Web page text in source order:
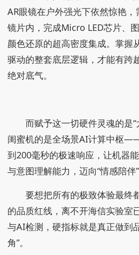
AR眼镜在户外强光下依然惊艳
镜片内，完成Micro LED芯片、
颜色还原的超高密度集成。掌握
驱动的整套底层逻辑，才能有跨
绝对底气。
而赋予这一切硬件灵魂的是“
闺蜜机的是全场景AI计算中枢